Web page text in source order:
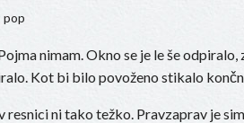
pop
nimam. Okno se je le še
Kot bi bilo povoženo stikalo
resnici ni tako težko. Pravzaprav je